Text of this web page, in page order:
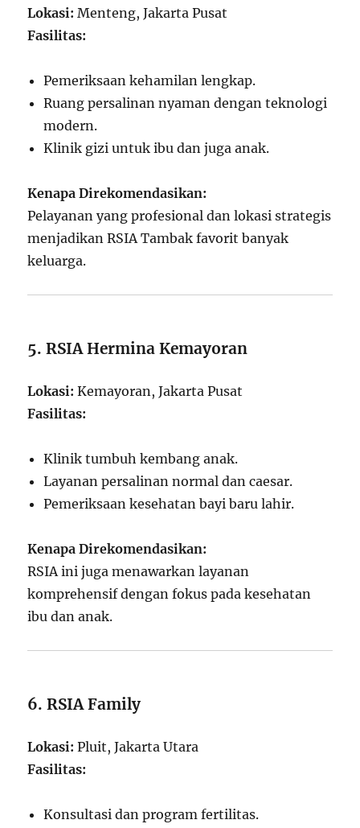
Lokasi: Menteng, Jakarta Pusat
Fasilitas:
Pemeriksaan kehamilan lengkap.
Ruang persalinan nyaman dengan teknologi
modern.
Klinik gizi untuk ibu dan juga anak.
Kenapa Direkomendasikan:
Pelayanan yang profesional dan lokasi strategis
menjadikan RSIA Tambak favorit banyak
keluarga.
5. RSIA Hermina Kemayoran
Lokasi: Kemayoran, Jakarta Pusat
Fasilitas:
Klinik tumbuh kembang anak.
Layanan persalinan normal dan caesar.
Pemeriksaan kesehatan bayi baru lahir.
Kenapa Direkomendasikan:
RSIA ini juga menawarkan layanan
komprehensif dengan fokus pada kesehatan
ibu dan anak.
6. RSIA Family
Lokasi: Pluit, Jakarta Utara
Fasilitas:
Konsultasi dan program fertilitas.